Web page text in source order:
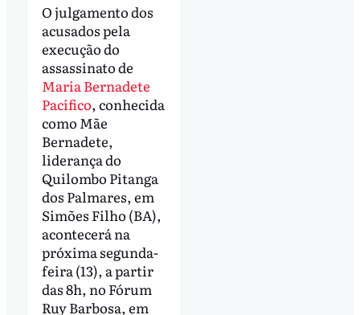
O julgamento dos
acusados pela
execução do
assassinato de
Maria Bernadete
Pacífico, conhecida
como Mãe
Bernadete,
liderança do
Quilombo Pitanga
dos Palmares, em
Simões Filho (BA),
acontecerá na
próxima segunda-
feira (13), a partir
das 8h, no Fórum
Ruy Barbosa, em